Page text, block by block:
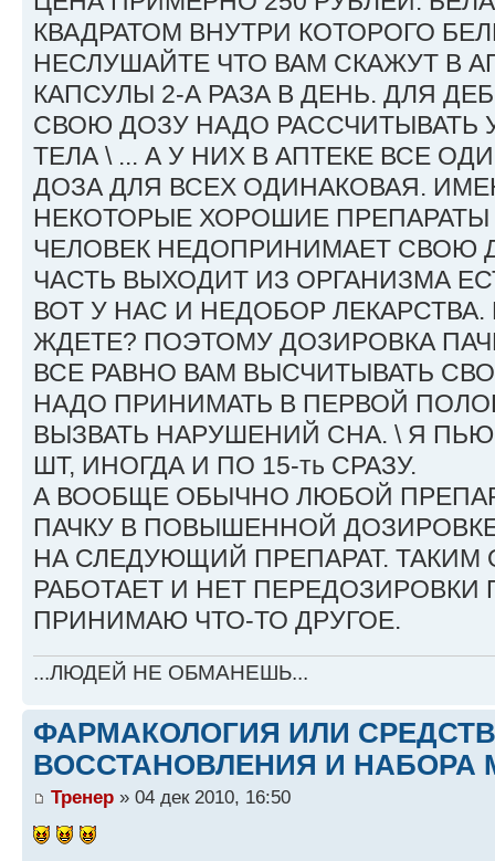
КВАДРАТОМ ВНУТРИ КОТОРОГО
НЕСЛУШАЙТЕ ЧТО ВАМ СКАЖУТ В
КАПСУЛЫ 2-А РАЗА В ДЕНЬ. ДЛЯ
СВОЮ ДОЗУ НАДО РАССЧИТЫВАТЬ
ТЕЛА \ ... А У НИХ В АПТЕКЕ ВСЕ
ДОЗА ДЛЯ ВСЕХ ОДИНАКОВАЯ.
НЕКОТОРЫЕ ХОРОШИЕ
ЧЕЛОВЕК НЕДОПРИНИМАЕТ СВОЮ
ЧАСТЬ ВЫХОДИТ ИЗ ОРГАНИЗМА
ВОТ У НАС И НЕДОБОР
ЖДЕТЕ? ПОЭТОМУ ДОЗИРОВКА
ВСЕ РАВНО ВАМ ВЫСЧИТЫВАТЬ
НАДО ПРИНИМАТЬ В ПЕРВОЙ
ВЫЗВАТЬ НАРУШЕНИЙ СНА. \ Я
ШТ, ИНОГДА И ПО 15-ть СРАЗУ.
А ВООБЩЕ ОБЫЧНО ЛЮБОЙ
ПАЧКУ В ПОВЫШЕННОЙ
НА СЛЕДУЮЩИЙ ПРЕПАРАТ. ТАКИМ
РАБОТАЕТ И НЕТ
ПРИНИМАЮ ЧТО-ТО ДРУГОЕ.
...ЛЮДЕЙ НЕ ОБМАНЕШЬ...
ФАРМАКОЛОГИЯ ИЛИ
ВОССТАНОВЛЕНИЯ И НАБОРА
Тренер » 04 дек 2010, 16:50